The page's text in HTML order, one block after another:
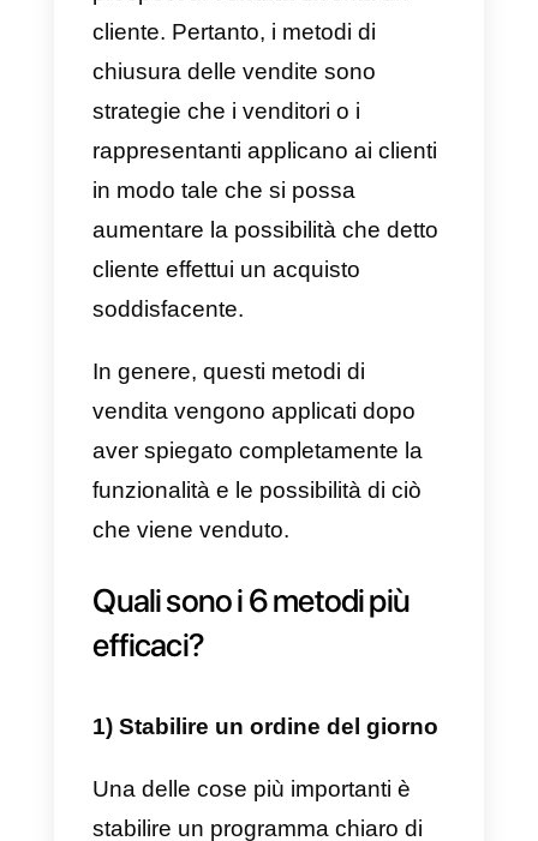
Ecco perché, in questo articolo ti
mostreremo6 strategie con
sforzi minimi per chiudere
rapidamente più vendite.
Quali sono i metodi per
chiudere le vendite?
Le modalità dichiusura delle
vendite
si riferiscono a una parte
del processo divenditain cui,
dopo aver presentato il prodotto
servizio e chiarito i dubbi
la trattativa tende a
cliente. Pertanto, i metodi di
chiusura delle vendite sono
strategie che i venditori o i